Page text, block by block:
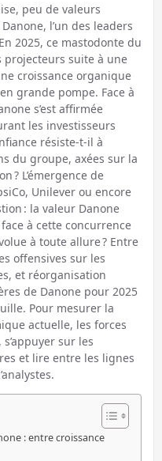
peu de valeurs
l’un des leaders
2025, ce mastodonte du
projecteurs suite à une
croissance organique
grande pompe. Face à
s’est affirmée
les investisseurs
résiste-t-il à
du groupe, axées sur la
? L’émergence de
Unilever ou encore
: la valeur Danone
à cette concurrence
à toute allure ? Entre
offensives sur les
et réorganisation
de Danone pour 2025
Pour mesurer la
actuelle, les forces
sur les
et lire entre les lignes
: entre croissance